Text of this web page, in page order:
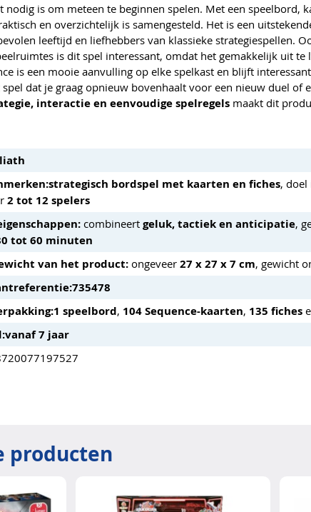
nodig is om meteen te beginnen spelen. Met een speelbord,
en overzichtelijk is samengesteld. Het is een
leeftijd en liefhebbers van klassieke strategiespellen.
is dit spel interessant, omdat het gemakkelijk uit te
is een mooie aanvulling op elke spelkast en blijft
dat je graag opnieuw bovenhaalt voor een nieuw duel of
interactie en eenvoudige spelregels maakt dit
strategisch bordspel met kaarten en fiches, doel
2 tot 12 spelers
combineert geluk, tactiek en anticipatie,
tot 60 minuten
van het product: ongeveer 27 x 27 x 7 cm, gewicht
735478
1 speelbord, 104 Sequence-kaarten, 135 fiches
vanaf 7 jaar
producten